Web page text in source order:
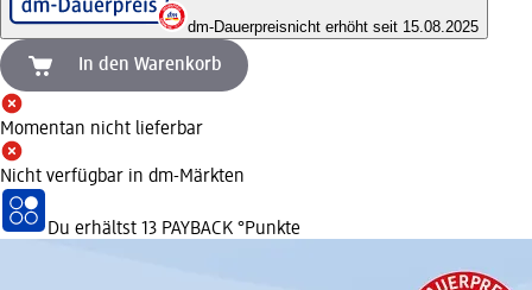
dm-Dauerpreisnicht erhöht seit 15.08.2025
In den Warenkorb
Momentan nicht lieferbar
Nicht verfügbar in dm-Märkten
Du erhältst 13 PAYBACK °Punkte